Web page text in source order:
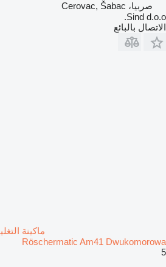
صربيا، Cerovac, Šabac
Sind d.o.o.
الاتصال بالبائع
ماكينة
Röschermatic Am41 Dwukomorowa
5